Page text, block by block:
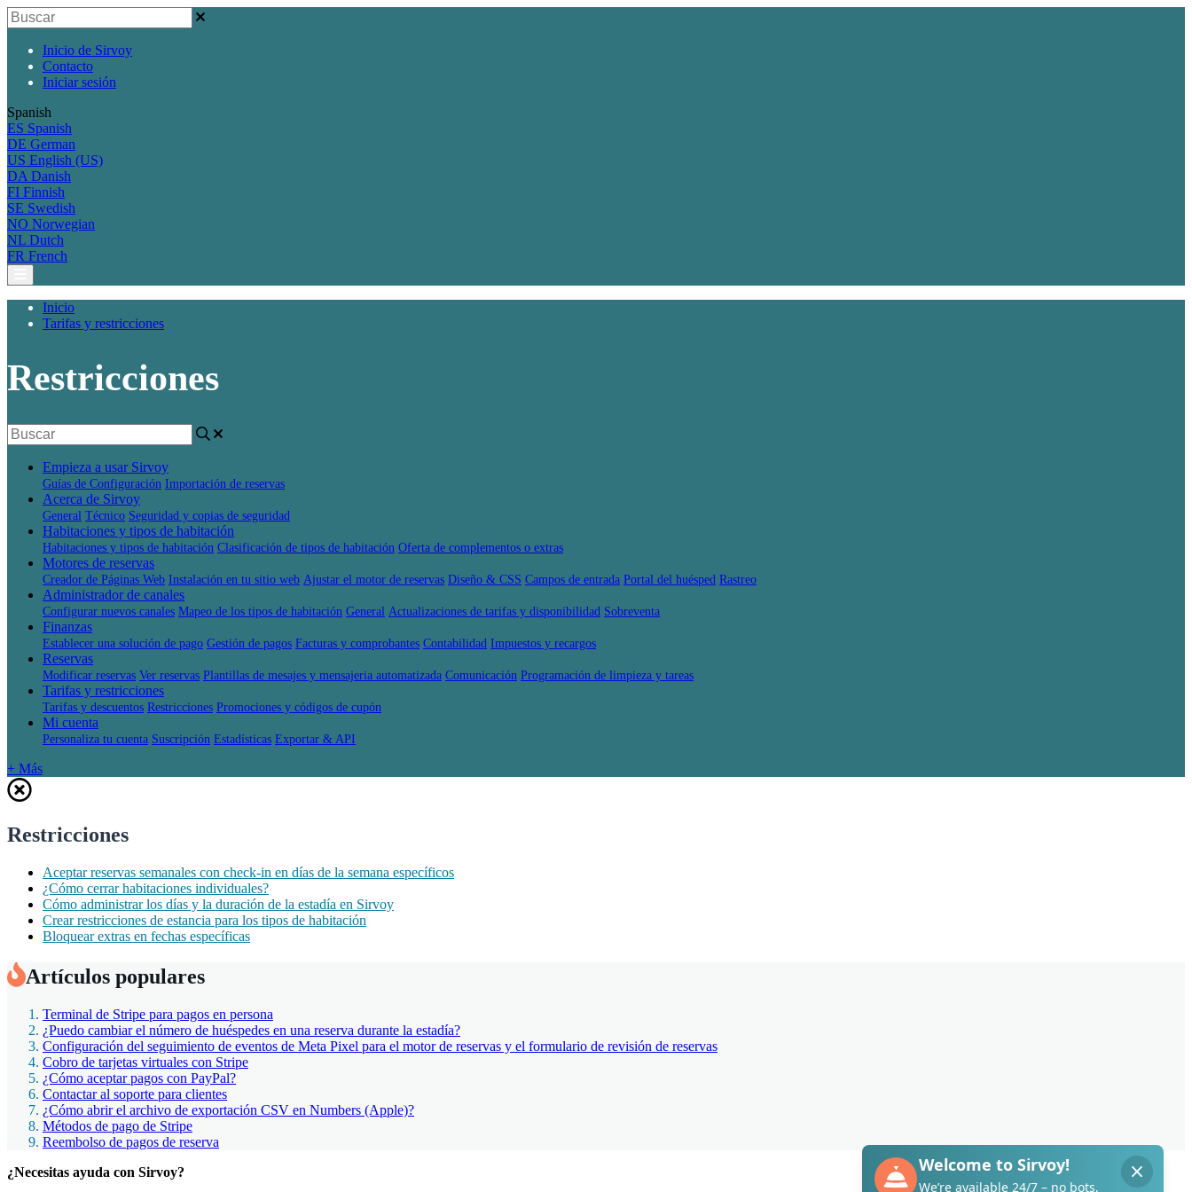
Inicio de Sirvoy
Contacto
Iniciar sesión
Spanish
ES Spanish
DE German
US English (US)
DA Danish
FI Finnish
SE Swedish
NO Norwegian
NL Dutch
FR French
Inicio
Tarifas y restricciones
Restricciones
Empieza a usar Sirvoy
Guías de Configuración Importación de reservas
Acerca de Sirvoy
General Técnico Seguridad y copias de seguridad
Habitaciones y tipos de habitación
Habitaciones y tipos de habitación Clasificación de tipos de habitación Oferta de complementos o extras
Motores de reservas
Creador de Páginas Web Instalación en tu sitio web Ajustar el motor de reservas Diseño & CSS Campos de entrada Portal del huésped Rastreo
Administrador de canales
Configurar nuevos canales Mapeo de los tipos de habitación General Actualizaciones de tarifas y disponibilidad Sobreventa
Finanzas
Establecer una solución de pago Gestión de pagos Facturas y comprobantes Contabilidad Impuestos y recargos
Reservas
Modificar reservas Ver reservas Plantillas de mesajes y mensajeria automatizada Comunicación Programación de limpieza y tareas
Tarifas y restricciones
Tarifas y descuentos Restricciones Promociones y códigos de cupón
Mi cuenta
Personaliza tu cuenta Suscripción Estadísticas Exportar & API
+ Más
Restricciones
Aceptar reservas semanales con check-in en días de la semana específicos
¿Cómo cerrar habitaciones individuales?
Cómo administrar los días y la duración de la estadía en Sirvoy
Crear restricciones de estancia para los tipos de habitación
Bloquear extras en fechas específicas
Artículos populares
Terminal de Stripe para pagos en persona
¿Puedo cambiar el número de huéspedes en una reserva durante la estadía?
Configuración del seguimiento de eventos de Meta Pixel para el motor de reservas y el formulario de revisión de reservas
Cobro de tarjetas virtuales con Stripe
¿Cómo aceptar pagos con PayPal?
Contactar al soporte para clientes
¿Cómo abrir el archivo de exportación CSV en Numbers (Apple)?
Métodos de pago de Stripe
Reembolso de pagos de reserva
¿Necesitas ayuda con Sirvoy?